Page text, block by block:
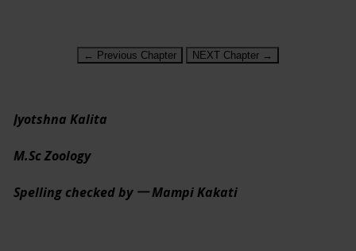
← Previous Chapter NEXT Chapter →
Jyotshna Kalita
M.Sc Zoology
Spelling checked by 一 Mampi Kakati